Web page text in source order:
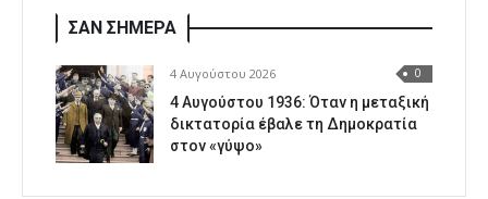
ΣΑΝ ΣΗΜΕΡΑ
4 Αυγούστου 2026 0
4 Αυγούστου 1936: Όταν η μεταξική
δικτατορία έβαλε τη Δημοκρατία
στον «γύψο»